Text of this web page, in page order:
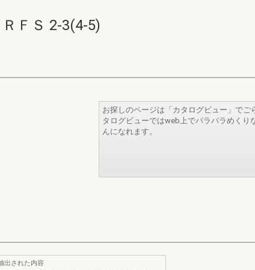
ＦＳ 2-3(4-5)
お探しのページは「カタログビュー」でご
タログビューではweb上でパラパラめくり
んになれます。
出された内容